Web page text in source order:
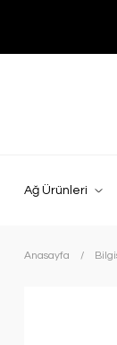
Ağ Ürünleri
Anasayfa